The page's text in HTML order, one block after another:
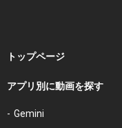
トップページ
アプリ別に動画を探す
Gemini